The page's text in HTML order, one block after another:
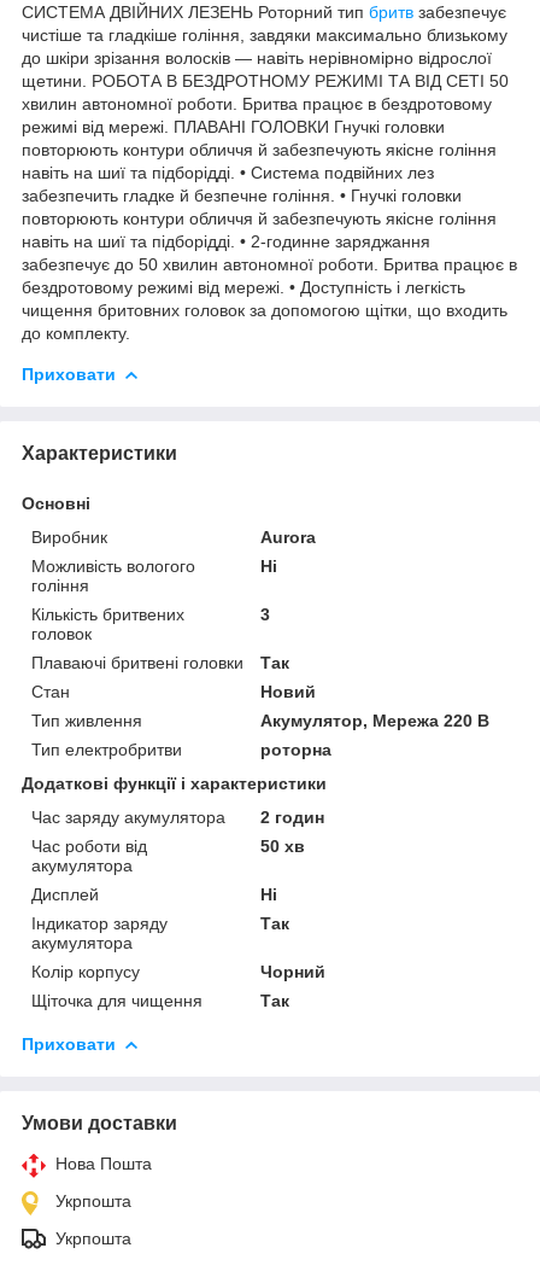
СИСТЕМА ДВІЙНИХ ЛЕЗЕНЬ Роторний тип бритв забезпечує
чистіше та гладкіше гоління, завдяки максимально близькому
до шкіри зрізання волосків — навіть нерівномірно відрослої
щетини. РОБОТА В БЕЗДРОТНОМУ РЕЖИМІ ТА ВІД СЕТІ 50
хвилин автономної роботи. Бритва працює в бездротовому
режимі від мережі. ПЛАВАНІ ГОЛОВКИ Гнучкі головки
повторюють контури обличчя й забезпечують якісне гоління
навіть на шиї та підборідді. • Система подвійних лез
забезпечить гладке й безпечне гоління. • Гнучкі головки
повторюють контури обличчя й забезпечують якісне гоління
навіть на шиї та підборідді. • 2-годинне заряджання
забезпечує до 50 хвилин автономної роботи. Бритва працює в
бездротовому режимі від мережі. • Доступність і легкість
чищення бритовних головок за допомогою щітки, що входить
до комплекту.
Приховати
Характеристики
Основні
Виробник
Aurora
Можливість вологого
гоління
Ні
Кількість бритвених
головок
3
Плаваючі бритвені головки
Так
Стан
Новий
Тип живлення
Акумулятор, Мережа 220 В
Тип електробритви
роторна
Додаткові функції і характеристики
Час заряду акумулятора
2 годин
Час роботи від
акумулятора
50 хв
Дисплей
Ні
Індикатор заряду
акумулятора
Так
Колір корпусу
Чорний
Щіточка для чищення
Так
Приховати
Умови доставки
Нова Пошта
Укрпошта
Укрпошта